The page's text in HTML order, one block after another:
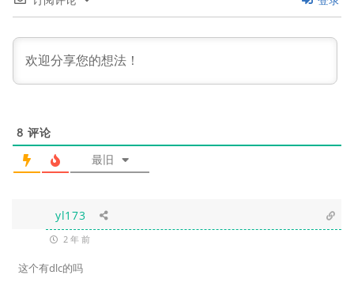
8 评论
最旧
yl173
2 年 前
这个有dlc的吗